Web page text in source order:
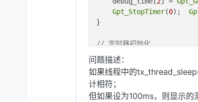
Gpt_StopTimer(0);
}
// 定时器初始化
// 通道0：通用计数，不产
Gpt_StartTimer
// 通道1：50ms定时
Gpt_StartTimer
问题描述：
如果线程中的
计相符；
但如果设为100ms，则显示